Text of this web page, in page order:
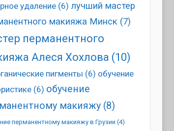
удаление(6) лучший мастер
макияжа Минск (7)
перманентного
Алеся Хохлова (10)
пигменты (6) обучение
(6) обучение
макияжу(8)
перманентному макияжу в Грузии (4)